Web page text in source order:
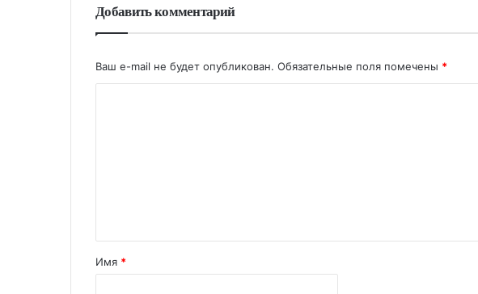
Добавить комментарий
Ваш e-mail не будет опубликован. Обязательные поля помечены *
Имя *